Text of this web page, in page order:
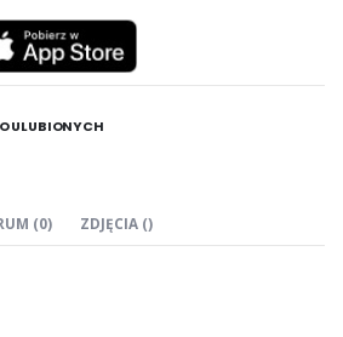
ULUBIONYCH
(0) ZDJĘCIA ()